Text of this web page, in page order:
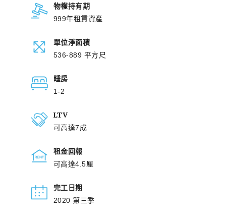
物權持有期
999年租賃資產
單位淨面積
536-889 平方尺
睡房
1-2
LTV
可高達7成
租金回報
可高達4.5厘
完工日期
2020 第三季